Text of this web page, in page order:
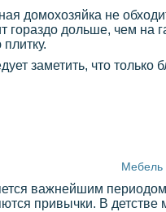
домохозяйка не
гораздо дольше, чем на
заметить, что
Мебель
важнейшим
привычки. В